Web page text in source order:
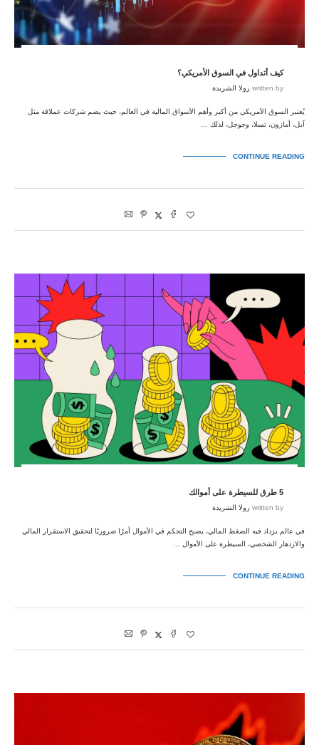
كيف أتداول في السوق الأمريكي؟
written by رولا الشريدة
يُعتبر السوق الأمريكي من أكبر وأهم الأسواق المالية في العالم، حيث يضم شركات عملاقة مثل
آبل، أمازون، تسلا، وجوجل، لذلك …
CONTINUE READING
5 طرق للسيطرة على أموالك
written by رولا الشريدة
في عالم يزداد فيه الضغط المالي، يصبح التحكم في الأموال أمرًا ضروريًا لتحقيق الاستقرار المالي
والازدهار الشخصي، السيطرة على الأموال …
CONTINUE READING